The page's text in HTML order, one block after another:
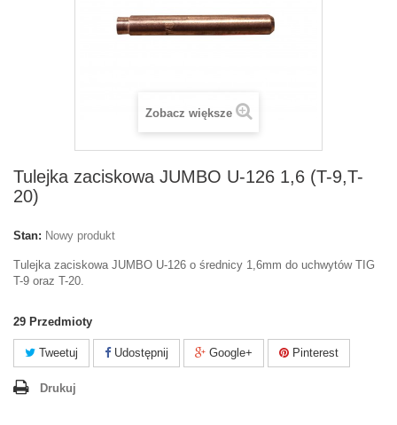
Zobacz większe
Tulejka zaciskowa JUMBO U-126 1,6 (T-9,T-
20)
Stan: Nowy produkt
Tulejka zaciskowa JUMBO U-126 o średnicy 1,6mm do uchwytów TIG
T-9 oraz T-20.
29 Przedmioty
Tweetuj Udostępnij Google+ Pinterest
Drukuj